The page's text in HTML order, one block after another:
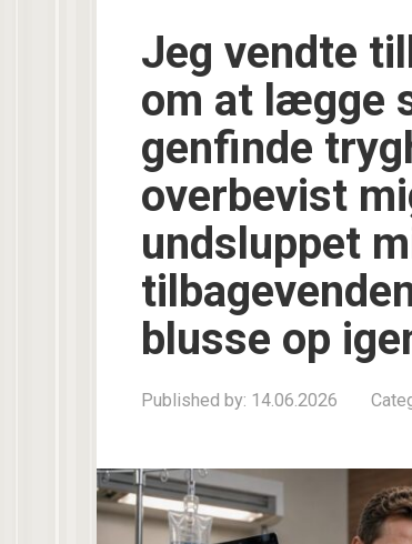
Jeg vendte
om at lægge
genfinde
overbevist
undsluppet
blusse op
Published by: 14.06.2026